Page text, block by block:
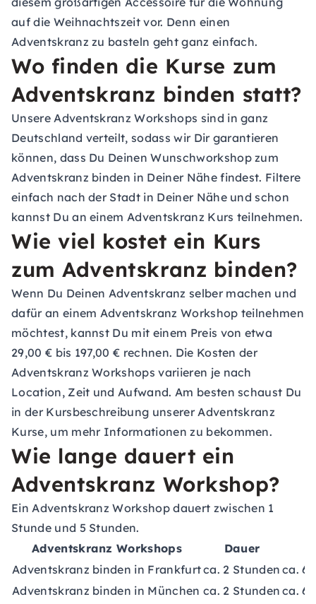
auf die Weihnachtszeit vor. Denn einen
Adventskranz zu basteln geht ganz einfach.
Wo finden die Kurse zum
Adventskranz binden statt?
Unsere Adventskranz Workshops sind in ganz
Deutschland verteilt, sodass wir Dir garantieren
können, dass Du Deinen Wunschworkshop zum
Adventskranz binden in Deiner Nähe findest. Filtere
einfach nach der Stadt in Deiner Nähe und schon
kannst Du an einem Adventskranz Kurs teilnehmen.
Wie viel kostet ein Kurs
zum Adventskranz binden?
Wenn Du Deinen Adventskranz selber machen und
dafür an einem Adventskranz Workshop teilnehmen
möchtest, kannst Du mit einem Preis von etwa
29,00 € bis 197,00 € rechnen. Die Kosten der
Adventskranz Workshops variieren je nach
Location, Zeit und Aufwand. Am besten schaust Du
in der Kursbeschreibung unserer Adventskranz
Kurse, um mehr Informationen zu bekommen.
Wie lange dauert ein
Adventskranz Workshop?
Ein Adventskranz Workshop dauert zwischen 1
Stunde und 5 Stunden.
Adventskranz Workshops
Dauer
Adventskranz binden in Frankfurtca. 2 Stunden ca.
Adventskranz binden in München ca. 2 Stunden ca.